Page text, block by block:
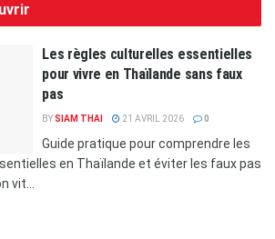
Les règles culturelles essentielles
pour vivre en Thaïlande sans faux
pas
BYSIAM THAI 21 AVRIL 2026 0
Guide pratique pour comprendre les
en Thaïlande et éviter les faux pas
vit...